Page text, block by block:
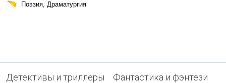
Поэзия, Драматургия
Детективы и триллеры Фантастика и фэнтези